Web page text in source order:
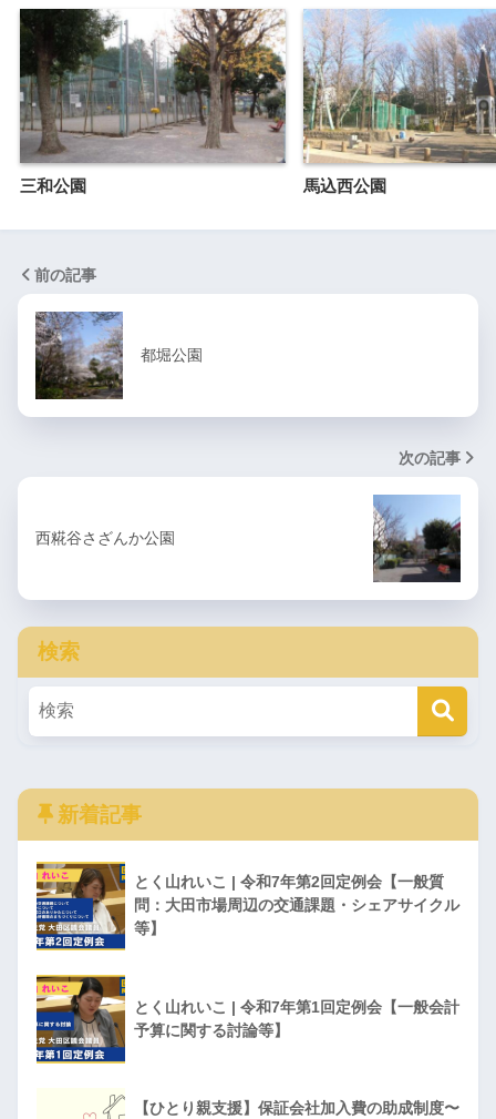
三和公園 馬込西公園
前の記事
都堀公園
次の記事
西糀谷さざんか公園
検索
新着記事
とく山れいこ | 令和7年第2回定例会【一般質
問：大田市場周辺の交通課題・シェアサイクル
等】
とく山れいこ | 令和7年第1回定例会【一般会計
予算に関する討論等】
【ひとり親支援】保証会社加入費の助成制度〜